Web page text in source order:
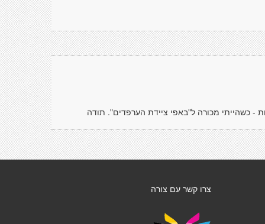
- כשהייתי מכורה ל"באפי ציידת הערפדים". תודה
צרו קשר עם צורה